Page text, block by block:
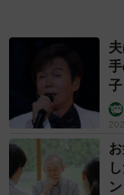
小学3年生がアトピ